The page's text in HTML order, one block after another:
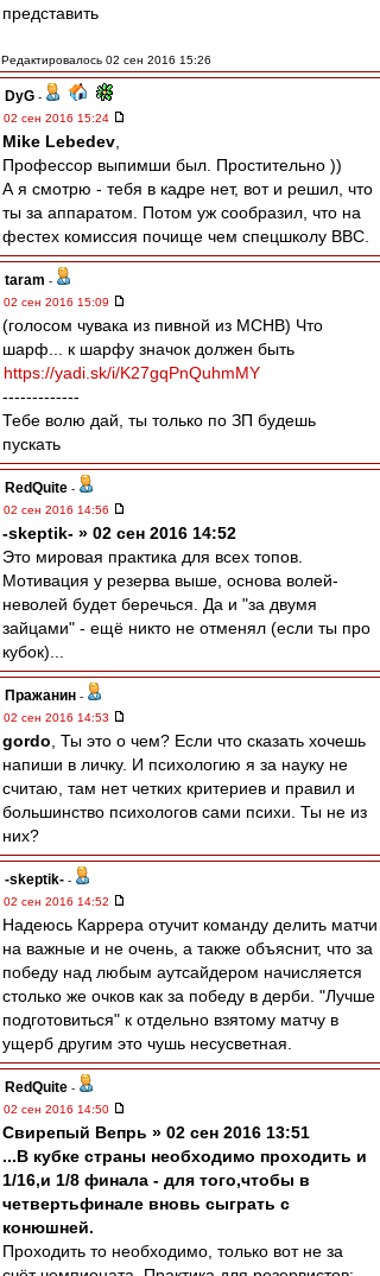
представить
Редактировалось 02 сен 2016 15:26
DyG -
02 сен 2016 15:24
Mike Lebedev
Профессор выпимши был. Простительно ))
А я смотрю - тебя в кадре нет, вот и решил, что
ты за аппаратом. Потом уж сообразил, что на
фестех комиссия почище чем спецшколу ВВС.
taram -
02 сен 2016 15:09
(голосом чувака из пивной из МСНВ) Что
шарф... к шарфу значок должен быть
https://yadi.sk/i/K27gqPnQuhmMY
-------------
Тебе волю дай, ты только по ЗП будешь
пускать
RedQuite -
02 сен 2016 14:56
-skeptik- » 02 сен 2016 14:52
Это мировая практика для всех топов.
Мотивация у резерва выше, основа волей-
неволей будет беречься. Да и "за двумя
зайцами" - ещё никто не отменял (если ты про
кубок)...
Пражанин -
02 сен 2016 14:53
gordo , Ты это о чем? Если что сказать хочешь
напиши в личку. И психологию я за науку не
считаю, там нет четких критериев и правил и
большинство психологов сами психи. Ты не из
них?
-skeptik- -
02 сен 2016 14:52
Надеюсь Каррера отучит команду делить матчи
на важные и не очень, а также объяснит, что за
победу над любым аутсайдером начисляется
столько же очков как за победу в дерби. "Лучше
подготовиться" к отдельно взятому матчу в
ущерб другим это чушь несусветная.
RedQuite -
02 сен 2016 14:50
Свирепый Вепрь » 02 сен 2016 13:51
...В кубке страны необходимо проходить и
1/16,и 1/8 финала - для того,чтобы в
четвертьфинале вновь сыграть с
конюшней.
Проходить то необходимо, только вот не за